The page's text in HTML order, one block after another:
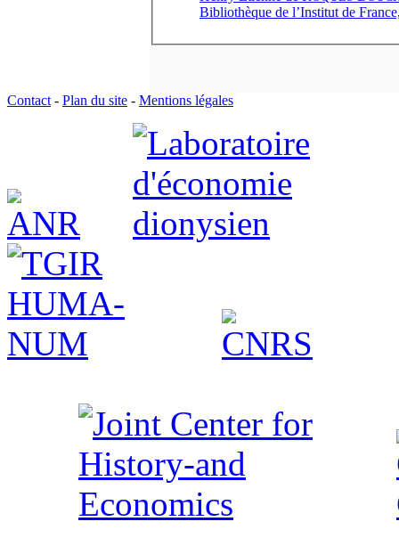
Bibliothèque de l’Institut de
Contact- Plan du site - Mentions légales